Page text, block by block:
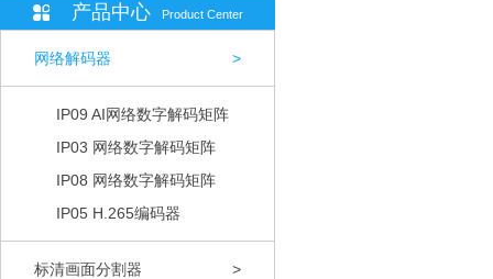
产品中心 Product Center
网络解码器 >
IP09 AI网络数字解码矩阵
IP03 网络数字解码矩阵
IP08 网络数字解码矩阵
IP05 H.265编码器
标清画面分割器 >